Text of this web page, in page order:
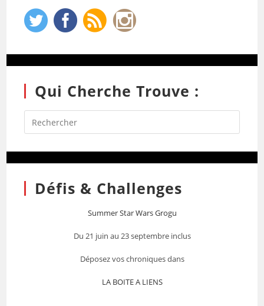
Qui Cherche Trouve :
Défis & Challenges
Summer Star Wars Grogu
Du 21 juin au 23 septembre inclus
Déposez vos chroniques dans
LA BOITE A LIENS